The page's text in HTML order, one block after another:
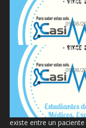
MIR
de
09/08/
MIR
09/08/
La información
diseñado para
existe entre un